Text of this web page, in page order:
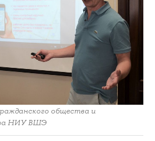
общества и
НИУ ВШЭ